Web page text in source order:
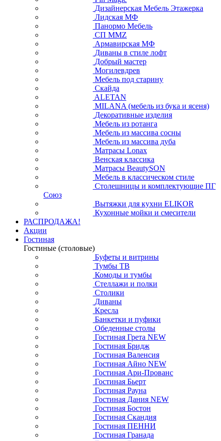
Дизайнерская Мебель Этажерка
Лидская МФ
Панормо Мебель
СП ММZ
Армавирская МФ
Диваны в стиле лофт
Добрый мастер
Могилевдрев
Мебель под старину
Скайда
ALETAN
MILANA (мебель из бука и ясеня)
Декоративные изделия
Мебель из ротанга
Мебель из массива сосны
Мебель из массива дуба
Матрасы Lonax
Венская классика
Матрасы BeautySON
Мебель в классическом стиле
Столешницы и комплектующие ПГ
Союз
Вытяжки для кухни ELIKOR
Кухонные мойки и смесители
РАСПРОДАЖА!
Акции
Гостиная
Гостиные (столовые)
Буфеты и витрины
Тумбы ТВ
Комоды и тумбы
Стеллажи и полки
Столики
Диваны
Кресла
Банкетки и пуфики
Обеденные столы
Гостиная Грета NEW
Гостиная Бридж
Гостиная Валенсия
Гостиная Айно NEW
Гостиная Ари-Прованс
Гостиная Бьерт
Гостиная Рауна
Гостиная Дания NEW
Гостиная Бостон
Гостиная Скандия
Гостиная ПЕННИ
Гостиная Гранада